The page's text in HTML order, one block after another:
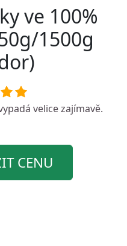
ve 100%
1500g
velice zajímavě.
CENU